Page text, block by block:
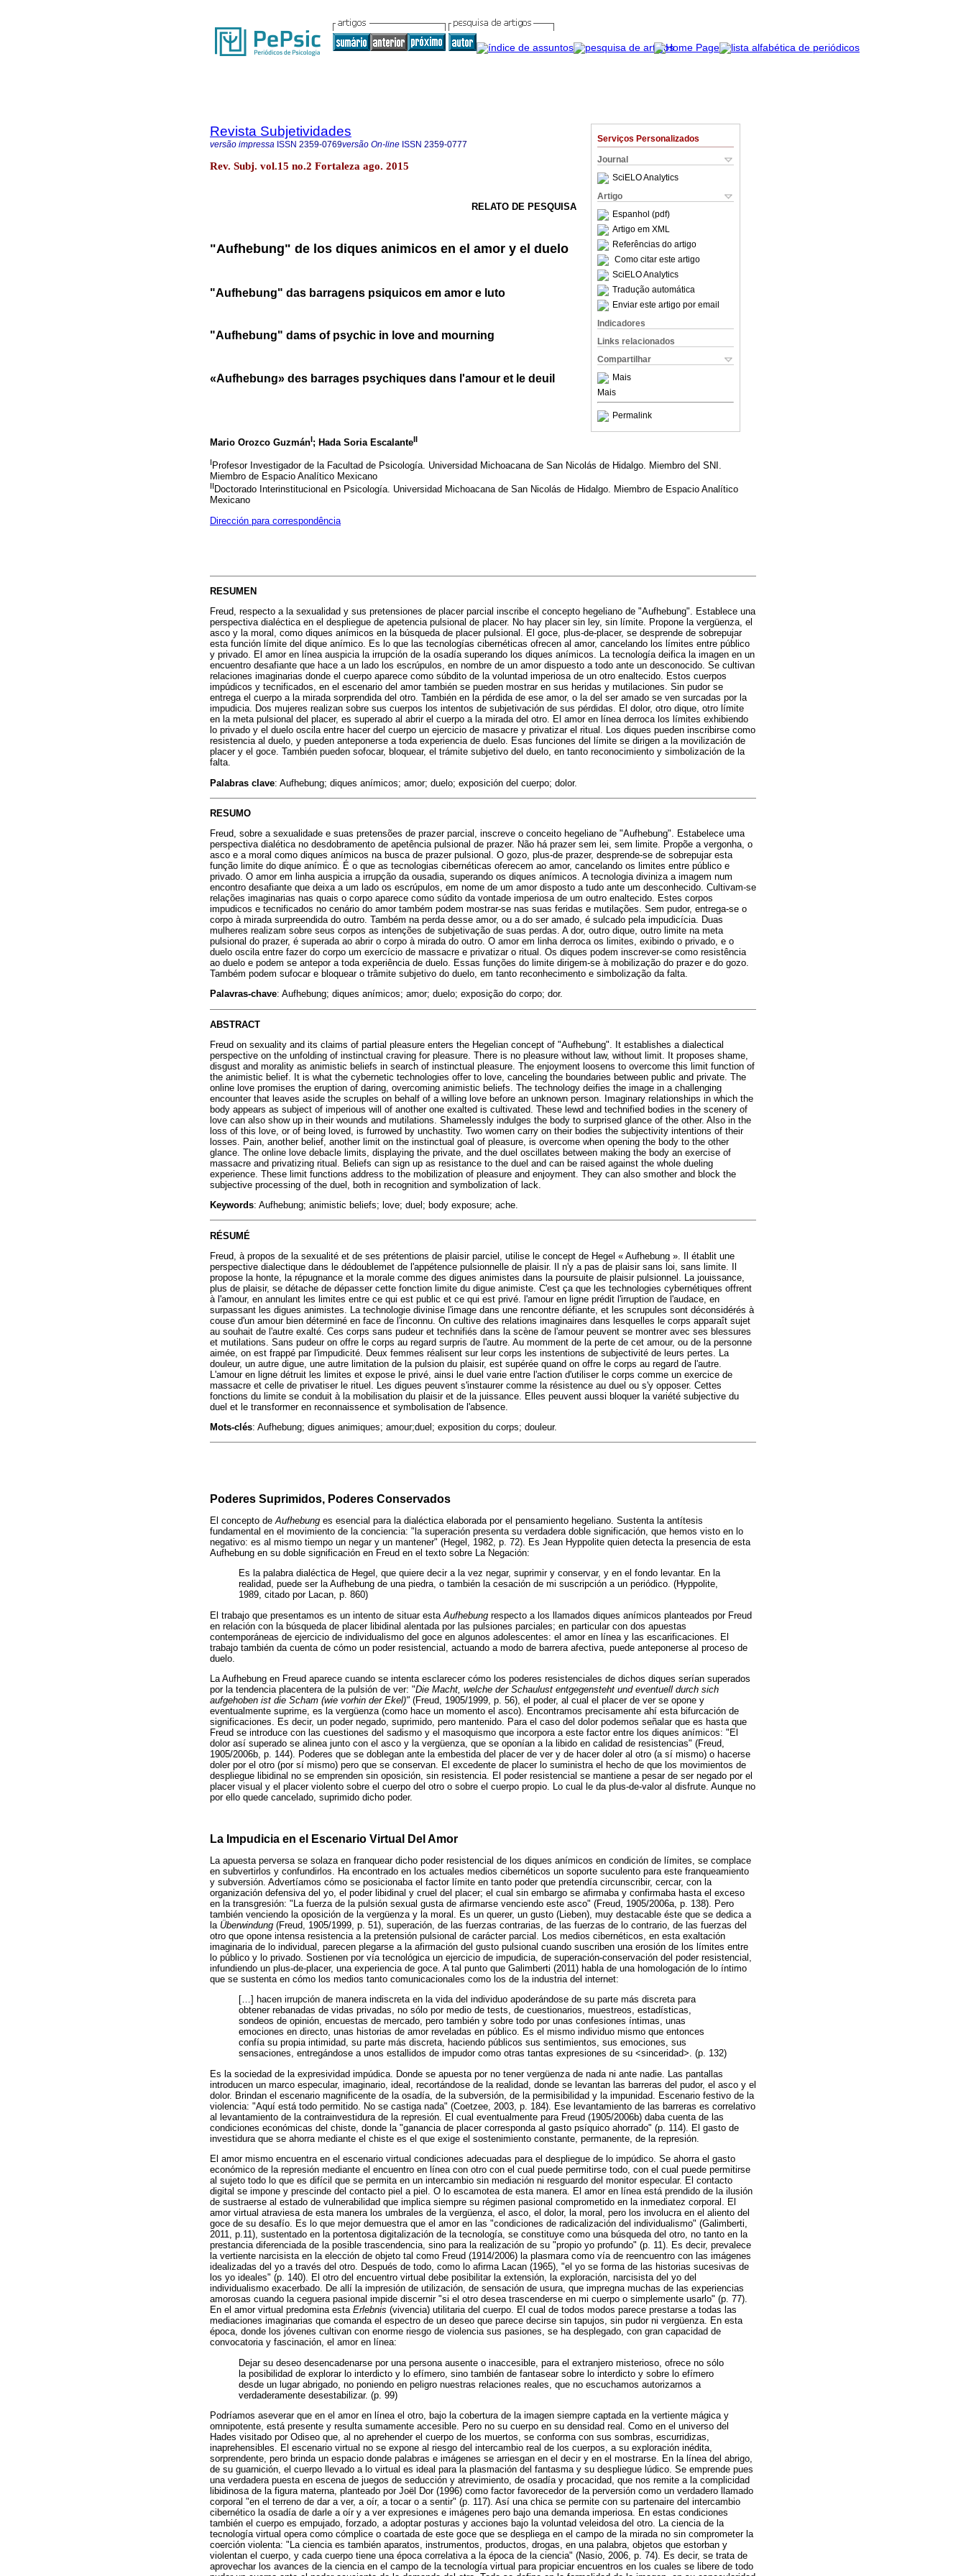
Serviços Personalizados
Journal
SciELO Analytics
Artigo
Espanhol (pdf)
Artigo em XML
Referências do artigo
Como citar este artigo
SciELO Analytics
Tradução automática
Enviar este artigo por email
Indicadores
Links relacionados
Compartilhar
Mais
Mais
Permalink
Revista Subjetividades
versão impressa ISSN 2359-0769versão On-line ISSN 2359-0777
Rev. Subj. vol.15 no.2 Fortaleza ago. 2015
RELATO DE PESQUISA
"Aufhebung" de los diques animicos en el amor y el duelo
"Aufhebung" das barragens psiquicos em amor e luto
"Aufhebung" dams of psychic in love and mourning
«Aufhebung» des barrages psychiques dans l'amour et le deuil
Mario Orozco GuzmánI; Hada Soria EscalanteII
I Profesor Investigador de la Facultad de Psicología. Universidad Michoacana de San Nicolás de Hidalgo. Miembro del SNI.
Miembro de Espacio Analítico Mexicano
II Doctorado Interinstitucional en Psicología. Universidad Michoacana de San Nicolás de Hidalgo. Miembro de Espacio Analítico
Mexicano
Dirección para correspondência
RESUMEN
Freud, respecto a la sexualidad y sus pretensiones de placer parcial inscribe el concepto hegeliano de "Aufhebung". Establece una
perspectiva dialéctica en el despliegue de apetencia pulsional de placer. No hay placer sin ley, sin límite. Propone la vergüenza, el
asco y la moral, como diques anímicos en la búsqueda de placer pulsional. El goce, plus-de-placer, se desprende de sobrepujar
esta función límite del dique anímico. Es lo que las tecnologías cibernéticas ofrecen al amor, cancelando los límites entre público
y privado. El amor en línea auspicia la irrupción de la osadía superando los diques anímicos. La tecnología deifica la imagen en un
encuentro desafiante que hace a un lado los escrúpulos, en nombre de un amor dispuesto a todo ante un desconocido. Se cultivan
relaciones imaginarias donde el cuerpo aparece como súbdito de la voluntad imperiosa de un otro enaltecido. Estos cuerpos
impúdicos y tecnificados, en el escenario del amor también se pueden mostrar en sus heridas y mutilaciones. Sin pudor se
entrega el cuerpo a la mirada sorprendida del otro. También en la pérdida de ese amor, o la del ser amado se ven surcadas por la
impudicia. Dos mujeres realizan sobre sus cuerpos los intentos de subjetivación de sus pérdidas. El dolor, otro dique, otro límite
en la meta pulsional del placer, es superado al abrir el cuerpo a la mirada del otro. El amor en línea derroca los límites exhibiendo
lo privado y el duelo oscila entre hacer del cuerpo un ejercicio de masacre y privatizar el ritual. Los diques pueden inscribirse como
resistencia al duelo, y pueden anteponerse a toda experiencia de duelo. Esas funciones del límite se dirigen a la movilización de
placer y el goce. También pueden sofocar, bloquear, el trámite subjetivo del duelo, en tanto reconocimiento y simbolización de la
falta.
Palabras clave: Aufhebung; diques anímicos; amor; duelo; exposición del cuerpo; dolor.
RESUMO
Freud, sobre a sexualidade e suas pretensões de prazer parcial, inscreve o conceito hegeliano de "Aufhebung". Estabelece uma
perspectiva dialética no desdobramento de apetência pulsional de prazer. Não há prazer sem lei, sem limite. Propõe a vergonha, o
asco e a moral como diques anímicos na busca de prazer pulsional. O gozo, plus-de prazer, desprende-se de sobrepujar esta
função limite do dique anímico. É o que as tecnologias cibernéticas oferecem ao amor, cancelando os limites entre público e
privado. O amor em linha auspicia a irrupção da ousadia, superando os diques anímicos. A tecnologia diviniza a imagem num
encontro desafiante que deixa a um lado os escrúpulos, em nome de um amor disposto a tudo ante um desconhecido. Cultivam-se
relações imaginarias nas quais o corpo aparece como súdito da vontade imperiosa de um outro enaltecido. Estes corpos
impudicos e tecnificados no cenário do amor também podem mostrar-se nas suas feridas e mutilações. Sem pudor, entrega-se o
corpo à mirada surpreendida do outro. Também na perda desse amor, ou a do ser amado, é sulcado pela impudicícia. Duas
mulheres realizam sobre seus corpos as intenções de subjetivação de suas perdas. A dor, outro dique, outro limite na meta
pulsional do prazer, é superada ao abrir o corpo à mirada do outro. O amor em linha derroca os limites, exibindo o privado, e o
duelo oscila entre fazer do corpo um exercício de massacre e privatizar o ritual. Os diques podem inscrever-se como resistência
ao duelo e podem se antepor a toda experiência de duelo. Essas funções do limite dirigem-se à mobilização do prazer e do gozo.
Também podem sufocar e bloquear o trâmite subjetivo do duelo, em tanto reconhecimento e simbolização da falta.
Palavras-chave: Aufhebung; diques anímicos; amor; duelo; exposição do corpo; dor.
ABSTRACT
Freud on sexuality and its claims of partial pleasure enters the Hegelian concept of "Aufhebung". It establishes a dialectical
perspective on the unfolding of instinctual craving for pleasure. There is no pleasure without law, without limit. It proposes shame,
disgust and morality as animistic beliefs in search of instinctual pleasure. The enjoyment loosens to overcome this limit function of
the animistic belief. It is what the cybernetic technologies offer to love, canceling the boundaries between public and private. The
online love promises the eruption of daring, overcoming animistic beliefs. The technology deifies the image in a challenging
encounter that leaves aside the scruples on behalf of a willing love before an unknown person. Imaginary relationships in which the
body appears as subject of imperious will of another one exalted is cultivated. These lewd and technified bodies in the scenery of
love can also show up in their wounds and mutilations. Shamelessly indulges the body to surprised glance of the other. Also in the
loss of this love, or of being loved, is furrowed by unchastity. Two women carry on their bodies the subjectivity intentions of their
losses. Pain, another belief, another limit on the instinctual goal of pleasure, is overcome when opening the body to the other
glance. The online love debacle limits, displaying the private, and the duel oscillates between making the body an exercise of
massacre and privatizing ritual. Beliefs can sign up as resistance to the duel and can be raised against the whole dueling
experience. These limit functions address to the mobilization of pleasure and enjoyment. They can also smother and block the
subjective processing of the duel, both in recognition and symbolization of lack.
Keywords: Aufhebung; animistic beliefs; love; duel; body exposure; ache.
RÉSUMÉ
Freud, à propos de la sexualité et de ses prétentions de plaisir parciel, utilise le concept de Hegel « Aufhebung ». Il établit une
perspective dialectique dans le dédoublemet de l'appétence pulsionnelle de plaisir. Il n'y a pas de plaisir sans loi, sans limite. Il
propose la honte, la répugnance et la morale comme des digues animistes dans la poursuite de plaisir pulsionnel. La jouissance,
plus de plaisir, se détache de dépasser cette fonction limite du digue animiste. C'est ça que les technologies cybernétiques offrent
à l'amour, en annulant les limites entre ce qui est public et ce qui est privé. l'amour en ligne prédit l'irruption de l'audace, en
surpassant les digues animistes. La technologie divinise l'image dans une rencontre défiante, et les scrupules sont déconsidérés à
couse d'un amour bien déterminé en face de l'inconnu. On cultive des relations imaginaires dans lesquelles le corps apparaît sujet
au souhait de l'autre exalté. Ces corps sans pudeur et technifiés dans la scène de l'amour peuvent se montrer avec ses blessures
et mutilations. Sans pudeur on offre le corps au regard surpris de l'autre. Au momment de la perte de cet amour, ou de la personne
aimée, on est frappé par l'impudicité. Deux femmes réalisent sur leur corps les instentions de subjectivité de leurs pertes. La
douleur, un autre digue, une autre limitation de la pulsion du plaisir, est supérée quand on offre le corps au regard de l'autre.
L'amour en ligne détruit les limites et expose le privé, ainsi le duel varie entre l'action d'utiliser le corps comme un exercice de
massacre et celle de privatiser le rituel. Les digues peuvent s'instaurer comme la résistence au duel ou s'y opposer. Cettes
fonctions du limite se conduit à la mobilisation du plaisir et de la juissance. Elles peuvent aussi bloquer la variété subjective du
duel et le transformer en reconnaissence et symbolisation de l'absence.
Mots-clés: Aufhebung; digues animiques; amour;duel; exposition du corps; douleur.
Poderes Suprimidos, Poderes Conservados
El concepto de Aufhebung es esencial para la dialéctica elaborada por el pensamiento hegeliano. Sustenta la antítesis
fundamental en el movimiento de la conciencia: "la superación presenta su verdadera doble significación, que hemos visto en lo
negativo: es al mismo tiempo un negar y un mantener" (Hegel, 1982, p. 72). Es Jean Hyppolite quien detecta la presencia de esta
Aufhebung en su doble significación en Freud en el texto sobre La Negación:
Es la palabra dialéctica de Hegel, que quiere decir a la vez negar, suprimir y conservar, y en el fondo levantar. En la
realidad, puede ser la Aufhebung de una piedra, o también la cesación de mi suscripción a un periódico. (Hyppolite,
1989, citado por Lacan, p. 860)
El trabajo que presentamos es un intento de situar estaAufhebung respecto a los llamados diques anímicos planteados por Freud
en relación con la búsqueda de placer libidinal alentada por las pulsiones parciales; en particular con dos apuestas
contemporáneas de ejercicio de individualismo del goce en algunos adolescentes: el amor en línea y las escarificaciones. El
trabajo también da cuenta de cómo un poder resistencial, actuando a modo de barrera afectiva, puede anteponerse al proceso de
duelo.
La Aufhebung en Freud aparece cuando se intenta esclarecer cómo los poderes resistenciales de dichos diques serían superados
por la tendencia placentera de la pulsión de ver: "Die Macht, welche der Schaulust entgegensteht und eventuell durch sich
aufgehoben ist die Scham (wie vorhin der Ekel)" (Freud, 1905/1999, p. 56), el poder, al cual el placer de ver se opone y
eventualmente suprime, es la vergüenza (como hace un momento el asco). Encontramos precisamente ahí esta bifurcación de
significaciones. Es decir, un poder negado, suprimido, pero mantenido. Para el caso del dolor podemos señalar que es hasta que
Freud se introduce con las cuestiones del sadismo y el masoquismo que incorpora a este factor entre los diques anímicos: "El
dolor así superado se alinea junto con el asco y la vergüenza, que se oponían a la libido en calidad de resistencias" (Freud,
1905/2006b, p. 144). Poderes que se doblegan ante la embestida del placer de ver y de hacer doler al otro (a sí mismo) o hacerse
doler por el otro (por sí mismo) pero que se conservan. El excedente de placer lo suministra el hecho de que los movimientos de
despliegue libidinal no se emprenden sin oposición, sin resistencia. El poder resistencial se mantiene a pesar de ser negado por el
placer visual y el placer violento sobre el cuerpo del otro o sobre el cuerpo propio. Lo cual le da plus-de-valor al disfrute. Aunque no
por ello quede cancelado, suprimido dicho poder.
La Impudicia en el Escenario Virtual Del Amor
La apuesta perversa se solaza en franquear dicho poder resistencial de los diques anímicos en condición de límites, se complace
en subvertirlos y confundirlos. Ha encontrado en los actuales medios cibernéticos un soporte suculento para este franqueamiento
y subversión. Advertíamos cómo se posicionaba el factor límite en tanto poder que pretendía circunscribir, cercar, con la
organización defensiva del yo, el poder libidinal y cruel del placer; el cual sin embargo se afirmaba y confirmaba hasta el exceso
en la transgresión: "La fuerza de la pulsión sexual gusta de afirmarse venciendo este asco" (Freud, 1905/2006a, p. 138). Pero
también venciendo la oposición de la vergüenza y la moral. Es un querer, un gusto (Lieben), muy destacable éste que se dedica a
la Überwindung (Freud, 1905/1999, p. 51), superación, de las fuerzas contrarias, de las fuerzas de lo contrario, de las fuerzas del
otro que opone intensa resistencia a la pretensión pulsional de carácter parcial. Los medios cibernéticos, en esta exaltación
imaginaria de lo individual, parecen plegarse a la afirmación del gusto pulsional cuando suscriben una erosión de los límites entre
lo público y lo privado. Sostienen por vía tecnológica un ejercicio de impudicia, de superación-conservación del poder resistencial,
infundiendo un plus-de-placer, una experiencia de goce. A tal punto que Galimberti (2011) habla de una homologación de lo íntimo
que se sustenta en cómo los medios tanto comunicacionales como los de la industria del internet:
[…] hacen irrupción de manera indiscreta en la vida del individuo apoderándose de su parte más discreta para
obtener rebanadas de vidas privadas, no sólo por medio de tests, de cuestionarios, muestreos, estadísticas,
sondeos de opinión, encuestas de mercado, pero también y sobre todo por unas confesiones íntimas, unas
emociones en directo, unas historias de amor reveladas en público. Es el mismo individuo mismo que entonces
confía su propia intimidad, su parte más discreta, haciendo públicos sus sentimientos, sus emociones, sus
sensaciones, entregándose a unos estallidos de impudor como otras tantas expresiones de su <sinceridad>. (p. 132)
Es la sociedad de la expresividad impúdica. Donde se apuesta por no tener vergüenza de nada ni ante nadie. Las pantallas
introducen un marco especular, imaginario, ideal, recortándose de la realidad, donde se levantan las barreras del pudor, el asco y el
dolor. Brindan el escenario magnificente de la osadía, de la subversión, de la permisibilidad y la impunidad. Escenario festivo de la
violencia: "Aquí está todo permitido. No se castiga nada" (Coetzee, 2003, p. 184). Ese levantamiento de las barreras es correlativo
al levantamiento de la contrainvestidura de la represión. El cual eventualmente para Freud (1905/2006b) daba cuenta de las
condiciones económicas del chiste, donde la "ganancia de placer corresponda al gasto psíquico ahorrado" (p. 114). El gasto de
investidura que se ahorra mediante el chiste es el que exige el sostenimiento constante, permanente, de la represión.
El amor mismo encuentra en el escenario virtual condiciones adecuadas para el despliegue de lo impúdico. Se ahorra el gasto
económico de la represión mediante el encuentro en línea con otro con el cual puede permitirse todo, con el cual puede permitirse
al sujeto todo lo que es difícil que se permita en un intercambio sin mediación ni resguardo del monitor especular. El contacto
digital se impone y prescinde del contacto piel a piel. O lo escamotea de esta manera. El amor en línea está prendido de la ilusión
de sustraerse al estado de vulnerabilidad que implica siempre su régimen pasional comprometido en la inmediatez corporal. El
amor virtual atraviesa de esta manera los umbrales de la vergüenza, el asco, el dolor, la moral, pero los involucra en el aliento del
goce de su desafío. Es lo que mejor demuestra que el amor en las "condiciones de radicalización del individualismo" (Galimberti,
2011, p.11), sustentado en la portentosa digitalización de la tecnología, se constituye como una búsqueda del otro, no tanto en la
prestancia diferenciada de la posible trascendencia, sino para la realización de su "propio yo profundo" (p. 11). Es decir, prevalece
la vertiente narcisista en la elección de objeto tal como Freud (1914/2006) la plasmara como vía de reencuentro con las imágenes
idealizadas del yo a través del otro. Después de todo, como lo afirma Lacan (1965), "el yo se forma de las historias sucesivas de
los yo ideales" (p. 140). El otro del encuentro virtual debe posibilitar la extensión, la exploración, narcisista del yo del
individualismo exacerbado. De allí la impresión de utilización, de sensación de usura, que impregna muchas de las experiencias
amorosas cuando la ceguera pasional impide discernir "si el otro desea trascenderse en mi cuerpo o simplemente usarlo" (p. 77).
En el amor virtual predomina esta Erlebnis (vivencia) utilitaria del cuerpo. El cual de todos modos parece prestarse a todas las
mediaciones imaginarias que comanda el espectro de un deseo que parece decirse sin tapujos, sin pudor ni vergüenza. En esta
época, donde los jóvenes cultivan con enorme riesgo de violencia sus pasiones, se ha desplegado, con gran capacidad de
convocatoria y fascinación, el amor en línea:
Dejar su deseo desencadenarse por una persona ausente o inaccesible, para el extranjero misterioso, ofrece no sólo
la posibilidad de explorar lo interdicto y lo efímero, sino también de fantasear sobre lo interdicto y sobre lo efímero
desde un lugar abrigado, no poniendo en peligro nuestras relaciones reales, que no escuchamos autorizarnos a
verdaderamente desestabilizar. (p. 99)
Podríamos aseverar que en el amor en línea el otro, bajo la cobertura de la imagen siempre captada en la vertiente mágica y
omnipotente, está presente y resulta sumamente accesible. Pero no su cuerpo en su densidad real. Como en el universo del
Hades visitado por Odiseo que, al no aprehender el cuerpo de los muertos, se conforma con sus sombras, escurridizas,
inaprehensibles. El escenario virtual no se expone al riesgo del intercambio real de los cuerpos, a su exploración inédita,
sorprendente, pero brinda un espacio donde palabras e imágenes se arriesgan en el decir y en el mostrarse. En la línea del abrigo,
de su guarnición, el cuerpo llevado a lo virtual es ideal para la plasmación del fantasma y su despliegue lúdico. Se emprende pues
una verdadera puesta en escena de juegos de seducción y atrevimiento, de osadía y procacidad, que nos remite a la complicidad
libidinosa de la figura materna, planteado por Joël Dor (1996) como factor favorecedor de la perversión como un verdadero llamado
corporal "en el terreno de dar a ver, a oír, a tocar o a sentir" (p. 117). Así una chica se permite con su partenaire del intercambio
cibernético la osadía de darle a oír y a ver expresiones e imágenes pero bajo una demanda imperiosa. En estas condiciones
también el cuerpo es empujado, forzado, a adoptar posturas y acciones bajo la voluntad veleidosa del otro. La ciencia de la
tecnología virtual opera como cómplice o coartada de este goce que se despliega en el campo de la mirada no sin comprometer la
coerción violenta: "La ciencia es también aparatos, instrumentos, productos, drogas, en una palabra, objetos que estorban y
violentan el cuerpo, y cada cuerpo tiene una época correlativa a la época de la ciencia" (Nasio, 2006, p. 74). Es decir, se trata de
aprovechar los avances de la ciencia en el campo de la tecnología virtual para propiciar encuentros en los cuales se libere de todo